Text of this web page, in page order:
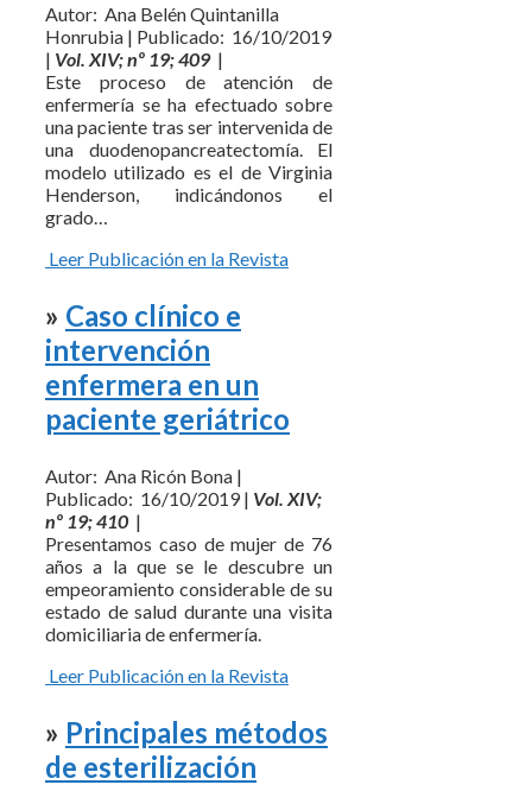
Autor: Ana Belén Quintanilla
Honrubia | Publicado: 16/10/2019
| Vol. XIV; nº 19; 409 |
Este proceso de atención de
enfermería se ha efectuado sobre
una paciente tras ser intervenida de
una duodenopancreatectomía. El
modelo utilizado es el de Virginia
Henderson, indicándonos el
grado…
Leer Publicación en la Revista
» Caso clínico e
intervención
enfermera en un
paciente geriátrico
Autor: Ana Ricón Bona |
Publicado: 16/10/2019 | Vol. XIV;
nº 19; 410 |
Presentamos caso de mujer de 76
años a la que se le descubre un
empeoramiento considerable de su
estado de salud durante una visita
domiciliaria de enfermería.
Leer Publicación en la Revista
» Principales métodos
de esterilización